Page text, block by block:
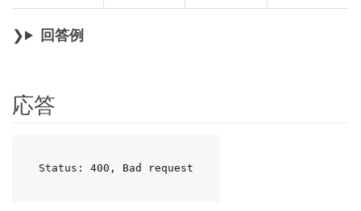
回答例
応答
Status: 400, Bad request